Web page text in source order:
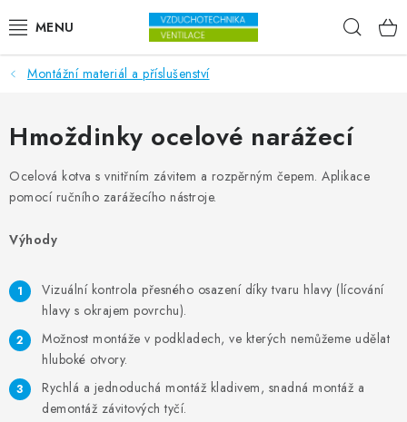
VENTILÁTORY
VZDUCHOTECHNIKA
REKUPERACE
FILTRY
ODVLHČOVAČE
ZVLHČOVAČE VZDUCHU PRŮMYSLOVÉ
Montážní materiál a příslušenství
Hmoždinky ocelové narážecí
Ocelová kotva s vnitřním závitem a rozpěrným čepem. Aplikace
pomocí ručního zarážecího nástroje.
Výhody
Vizuální kontrola přesného osazení díky tvaru hlavy (lícování
hlavy s okrajem povrchu).
Možnost montáže v podkladech, ve kterých nemůžeme udělat
hluboké otvory.
Rychlá a jednoduchá montáž kladivem, snadná montáž a
demontáž závitových tyčí.